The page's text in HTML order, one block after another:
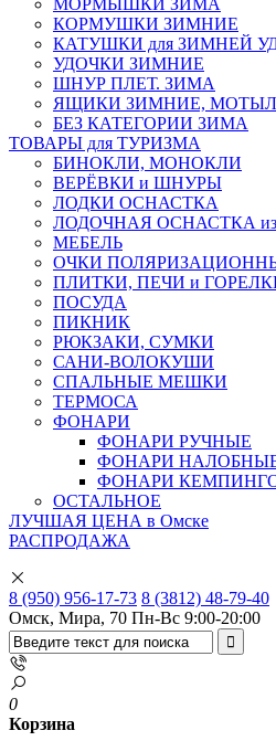
МОРМЫШКИ ЗИМА
КОРМУШКИ ЗИМНИЕ
КАТУШКИ для ЗИМНЕЙ
УДОЧКИ ЗИМНИЕ
ШНУР ПЛЕТ. ЗИМА
ЯЩИКИ ЗИМНИЕ,
БЕЗ КАТЕГОРИИ ЗИМА
ТОВАРЫ для ТУРИЗМА
БИНОКЛИ, МОНОКЛИ
ВЕРЁВКИ и ШНУРЫ
ЛОДКИ ОСНАСТКА
ЛОДОЧНАЯ ОСНАСТКА
МЕБЕЛЬ
ОЧКИ
ПЛИТКИ, ПЕЧИ и
ПОСУДА
ПИКНИК
РЮКЗАКИ, СУМКИ
САНИ-ВОЛОКУШИ
СПАЛЬНЫЕ МЕШКИ
ТЕРМОСА
ФОНАРИ
ФОНАРИ РУЧНЫЕ
ФОНАРИ
ФОНАРИ
ОСТАЛЬНОЕ
ЛУЧШАЯ ЦЕНА в Омске
РАСПРОДАЖА
8 (950) 956-17-73 8 (3812) 48-79-40
Омск, Мира, 70 Пн-Вс 9:00-20:00
0
Корзина